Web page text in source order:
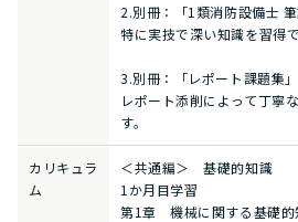
2.別冊：「1類消防設備士
特に実技で深い知識を習得
3.別冊：「レポート課題集」
レポート添削によって丁寧
す。
カリキュラ
ム
＜共通編＞ 基礎的知識
1か月目学習
第1章 機械に関する基礎的